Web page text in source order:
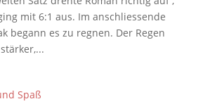
mit 6:1 aus. Im anschliessende
begann es zu regnen. Der Regen